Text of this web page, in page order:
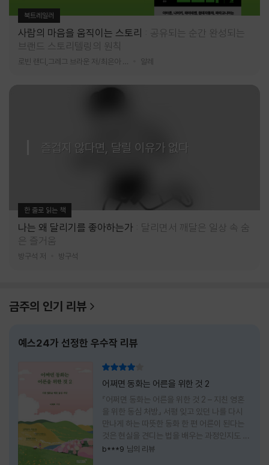
북트레일러
사람의 마음을 움직이는 스토리
공유되는 순간 완성되는
브랜드 스토리텔링의 원칙
알레
즐겁지 않다면, 달릴 이유가 없다
한 줄로 읽는 책
나는 왜 달리기를 좋아하는가
달리면서 깨달은 일상 속 숨
은 즐거움
방구석 저 방구석
금주의 인기 리뷰
예스24가 선정한 우수작 리뷰
어쩌면 동화는 어른을 위한 것 2
『어쩌면 동화는 어른을 위한 것 2 – 지친 영혼
을 위한 동심 처방』 서평 잊고 있던 나를 다시
만나게 하는 따뜻한 동화 한 편 어른이 된다는
것은 현실을 견디는 법을 배우는 과정인지도 모
른다. 해야 할 일은 늘어나고, 책임은 무거워지
b***9 님의 리뷰